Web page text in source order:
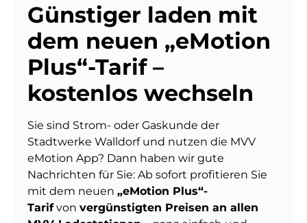
Günstiger laden mit
dem neuen „eMotion
Plus“-Tarif –
kostenlos wechseln
Sie sind Strom- oder Gaskunde der
Stadtwerke Walldorf und nutzen die MVV
eMotion App? Dann haben wir gute
Nachrichten für Sie: Ab sofort profitieren Sie
mit dem neuen „eMotion Plus“-
Tarifvon vergünstigten Preisen an allen